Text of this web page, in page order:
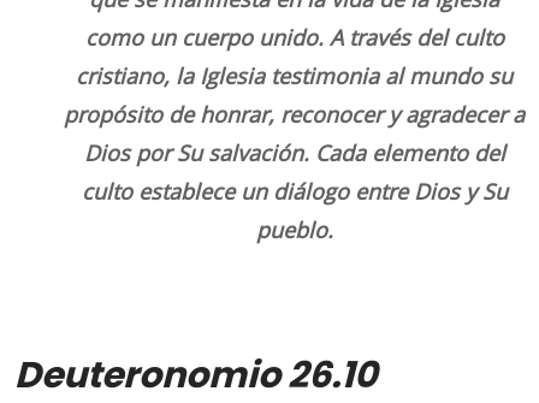
como un cuerpo unido. A través del culto
cristiano, la Iglesia testimonia al mundo su
propósito de honrar, reconocer y agradecer a
Dios por Su salvación. Cada elemento del
culto establece un diálogo entre Dios y Su
pueblo.
Deuteronomio 26.10